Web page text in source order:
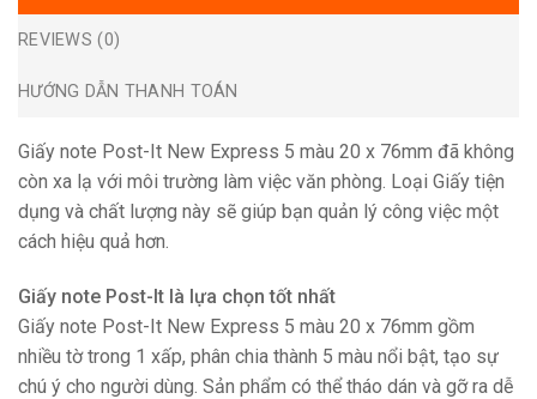
REVIEWS (0)
HƯỚNG DẪN THANH TOÁN
Giấy note Post-It New Express 5 màu 20 x 76mm đã không
còn xa lạ với môi trường làm việc văn phòng. Loại Giấy tiện
dụng và chất lượng này sẽ giúp bạn quản lý công việc một
cách hiệu quả hơn.
Giấy note Post-It là lựa chọn tốt nhất
Giấy note Post-It New Express 5 màu 20 x 76mm gồm
nhiều tờ trong 1 xấp, phân chia thành 5 màu nổi bật, tạo sự
chú ý cho người dùng. Sản phẩm có thể tháo dán và gỡ ra dễ